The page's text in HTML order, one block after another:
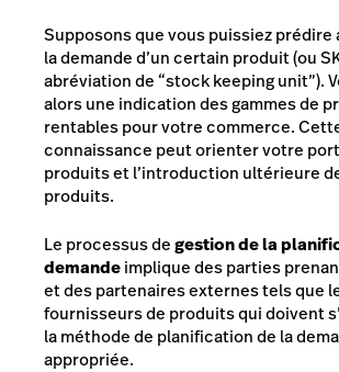
Supposons que vous puissiez prédire
la demande d’un certain produit (ou
abréviation de “stock keeping unit”).
alors une indication des gammes de
rentables pour votre commerce.
connaissance peut orienter votre
produits et l’introduction ultérieure
produits.
Le processus degestion de la
demandeimplique des parties
et des partenaires externes tels que
fournisseurs de produits qui doivent
la méthode de planification de la
appropriée.